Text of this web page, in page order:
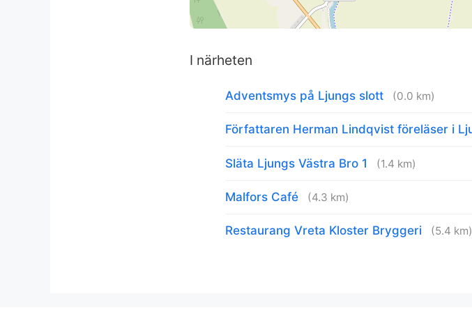
I närheten
Adventsmys på Ljungs slott (0.0 km)
Författaren Herman Lindqvist föreläser i
Släta Ljungs Västra Bro 1 (1.4 km)
Malfors Café (4.3 km)
Restaurang Vreta Kloster Bryggeri (5.4 km)